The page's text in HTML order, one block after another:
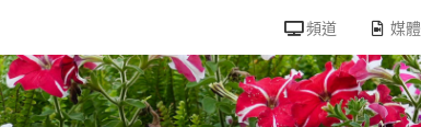
頻道 媒體